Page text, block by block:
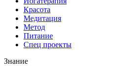
Красота
Медитация
Метод
Питание
Спец проекты
Знание